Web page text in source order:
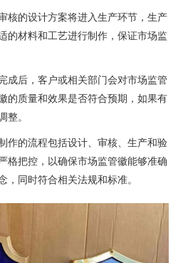
核的设计方案将进入生产环节，生产
的材料和工艺进行制作，保证市场监
成后，客户或相关部门会对市场监管
的质量和效果是否符合预期，如果有
整。
作的流程包括设计、审核、生产和验
格把控，以确保市场监管徽能够准确
，同时符合相关法规和标准。